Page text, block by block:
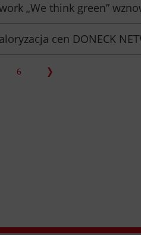
„We think green”
cen DONECK
6